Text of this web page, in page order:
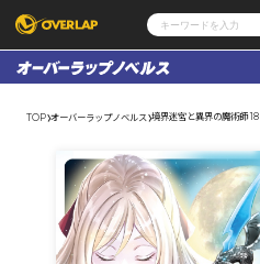
コミックガルド
コミッククリエ
その他
コミックエッセイ
ポケットモンスター
アニメ
ゲーム
企業
会社概要
採用情報
アクセス
オーバーラップホールディングス
オーバーラ
TOP オーバーラップノベルス 境界迷宮と異界の魔術師 18